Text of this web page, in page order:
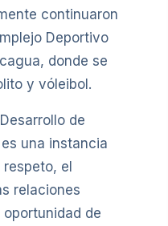
continuaron
Deportivo
donde se
y vóleibol.
de
una instancia
el
relaciones
de